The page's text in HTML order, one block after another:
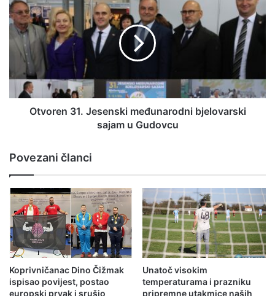
Otvoren 31. Jesenski međunarodni bjelovarski
sajam u Gudovcu
Povezani članci
Koprivničanac Dino Čižmak
ispisao povijest, postao
europski prvak i srušio
Unatoč visokim
temperaturama i prazniku
pripremne utakmice naših